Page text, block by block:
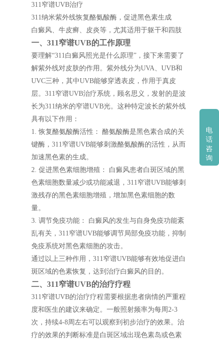
311窄谱UVB治疗
311纳米紫外线恢复酪氨酸酶，促进黑色素生成
白癜风、牛皮癣、皮炎等，尤其适用于躯干和四肢
一、311窄谱UVB的工作原理
要理解“311白癜风照光是什么原理”，接下来需要了
解紫外线对皮肤的作用。紫外线分为UVA、UVB和
UVC三种，其中UVB能够穿透表皮，作用于真皮
层。311窄谱UVB治疗系统，顾名思义，发射的是波
长为311纳米的窄谱UVB光。这种特定波长的紫外线
具有以下作用：
1. 恢复酪氨酸酶活性： 酪氨酸酶是黑色素合成的关
键酶，311窄谱UVB能够刺激酪氨酸酶的活性，从而
加速黑色素的生成。
2. 促进黑色素细胞增殖： 白癜风患者白斑区域的黑
色素细胞数量减少或功能减退，311窄谱UVB能够刺
激残存的黑色素细胞增殖，增加黑色素细胞的数
量。
3. 调节免疫功能： 白癜风的发生与自身免疫功能紊
乱有关，311窄谱UVB能够调节局部免疫功能，抑制
免疫系统对黑色素细胞的攻击。
通过以上三种作用，311窄谱UVB能够有效地促进白
斑区域的色素恢复，达到治疗白癜风的目的。
二、311窄谱UVB的治疗疗程
311窄谱UVB的治疗疗程需要根据患者病情的严重程
度和医生的建议来确定。一般照射频率为每周2-3
次，持续4-8周左右可以观察到初步治疗的效果。治
疗的效果的判断标准是白斑区域出现色素岛或色素
电
话
咨
询